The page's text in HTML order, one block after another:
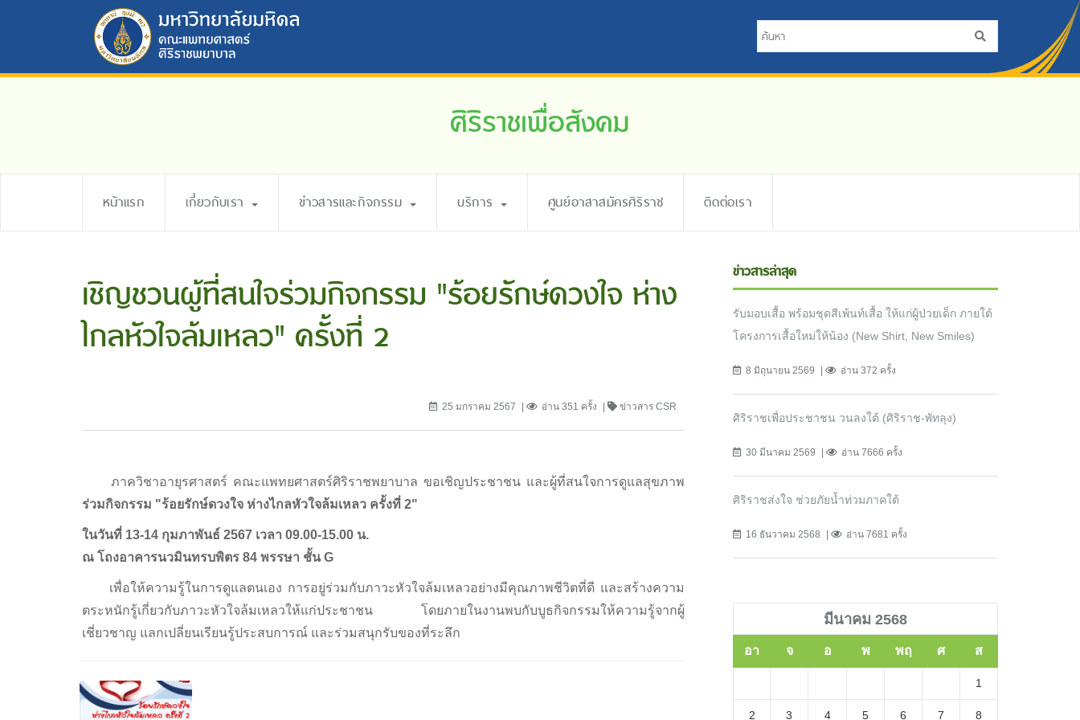
ศิริราชเพื่อสังคม
หน้าแรก เกี่ยวกับเรา ข่าวสารและกิจกรรม บริการ ศูนย์อาสาสมัครศิริราช ติดต่อเรา
เชิญชวนผู้ที่สนใจร่วมกิจกรรม "ร้อยรักษ์ดวงใจ ห่าง
ไกลหัวใจล้มเหลว" ครั้งที่ 2
25 มกราคม 2567 อ่าน 351 ครั้ง ข่าวสาร CSR
ภาควิชาอายุรศาสตร์ คณะแพทยศาสตร์ศิริราชพยาบาล ขอเชิญประชาชน และผู้ที่สนใจการดูแลสุขภาพ
ร่วมกิจกรรม "ร้อยรักษ์ดวงใจ ห่างไกลหัวใจล้มเหลว ครั้งที่ 2"
ในวันที่ 13-14 กุมภาพันธ์ 2567 เวลา 09.00-15.00 น.
ณ โถงอาคารนวมินทรบพิตร 84 พรรษา ชั้น G
เพื่อให้ความรู้ในการดูแลตนเอง การอยู่ร่วมกับภาวะหัวใจล้มเหลวอย่างมีคุณภาพชีวิตที่ดี และสร้างความ
ตระหนักรู้เกี่ยวกับภาวะหัวใจล้มเหลวให้แก่ประชาชน โดยภายในงานพบกับบูธกิจกรรมให้ความรู้จากผู้
เชี่ยวชาญ แลกเปลี่ยนเรียนรู้ประสบการณ์ และร่วมสนุกรับของที่ระลึก
ข่าวสารล่าสุด
รับมอบเสื้อ พร้อมชุดสีเพ้นท์เสื้อ ให้แก่ผู้ป่วยเด็ก ภายใต้
โครงการเสื้อใหม่ให้น้อง (New Shirt, New Smiles)
8 มิถุนายน 2569 อ่าน 372 ครั้ง
ศิริราชเพื่อประชาชน วนลงใต้ (ศิริราช-พัทลุง)
30 มีนาคม 2569 อ่าน 7666 ครั้ง
ศิริราชส่งใจ ช่วยภัยน้ำท่วมภาคใต้
16 ธันวาคม 2568 อ่าน 7681 ครั้ง
มีนาคม 2568
อา จ อ พ พฤ ศ ส
1
2 3 4 5 6 7 8